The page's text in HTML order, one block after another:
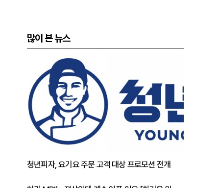
많이 본 뉴스
청년피자, 요기요 주문 고객 대상 프로모션 전개